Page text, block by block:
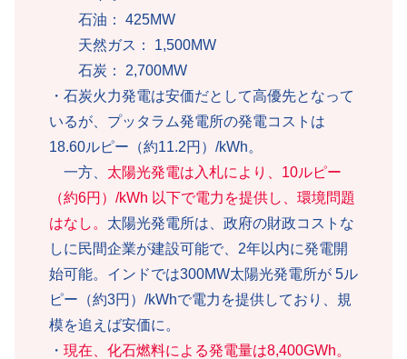
石油： 425MW
天然ガス： 1,500MW
石炭： 2,700MW
・石炭火力発電は安価だとして高優先となって
いるが、プッタラム発電所の発電コストは
18.60ルピー（約11.2円）/kWh。
一方、 太陽光発電は入札により、10ルピー
（約6円）/kWh 以下で電力を提供し、環境問題
はなし。 太陽光発電所は、政府の財政コストな
しに民間企業が建設可能で、2年以内に発電開
始可能。インドでは300MW太陽光発電所が 5ル
ピー（約3円）/kWhで電力を提供しており、規
模を追えば安価に。
・ 現在、化石燃料による発電量は8,400GWh。